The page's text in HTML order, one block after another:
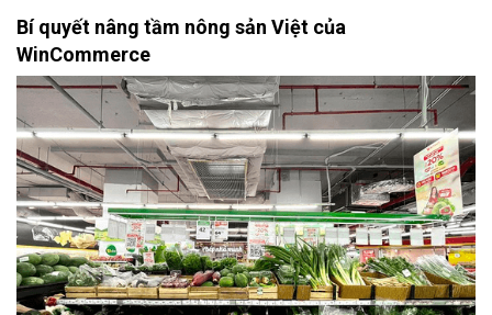
Bí quyết nâng tầm nông sản Việt của
WinCommerce